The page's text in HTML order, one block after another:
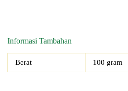
Informasi Tambahan
Berat 100 gram